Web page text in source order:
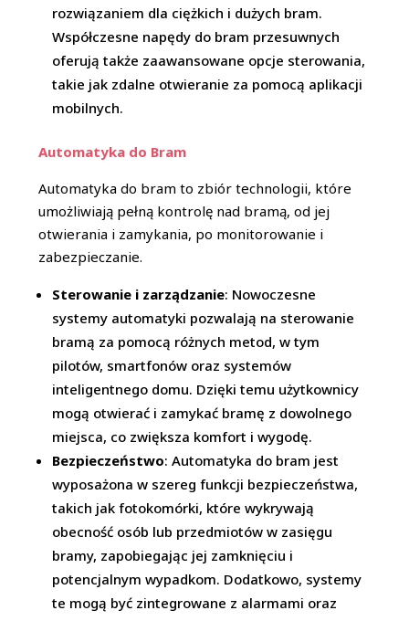
rozwiązaniem dla ciężkich i dużych bram.
Współczesne napędy do bram przesuwnych
oferują także zaawansowane opcje sterowania,
takie jak zdalne otwieranie za pomocą aplikacji
mobilnych.
Automatyka do Bram
Automatyka do bram to zbiór technologii, które
umożliwiają pełną kontrolę nad bramą, od jej
otwierania i zamykania, po monitorowanie i
zabezpieczanie.
Sterowanie i zarządzanie: Nowoczesne
systemy automatyki pozwalają na sterowanie
bramą za pomocą różnych metod, w tym
pilotów, smartfonów oraz systemów
inteligentnego domu. Dzięki temu użytkownicy
mogą otwierać i zamykać bramę z dowolnego
miejsca, co zwiększa komfort i wygodę.
Bezpieczeństwo: Automatyka do bram jest
wyposażona w szereg funkcji bezpieczeństwa,
takich jak fotokomórki, które wykrywają
obecność osób lub przedmiotów w zasięgu
bramy, zapobiegając jej zamknięciu i
potencjalnym wypadkom. Dodatkowo, systemy
te mogą być zintegrowane z alarmami oraz